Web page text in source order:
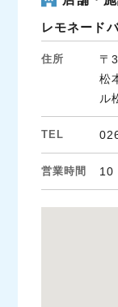
レモネード
住所
〒
松
ル
TEL
営業時間 10